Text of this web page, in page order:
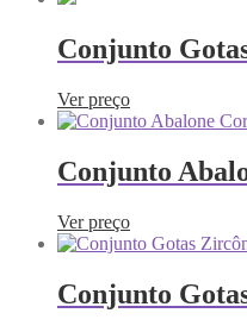
Conjunto
Ver preço
Conjunto
Ver preço
Conjunto